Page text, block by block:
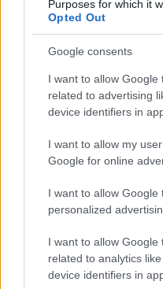
Purposes for which it
Opted Out
Google consents
I want to allow Google
related to advertising
device identifiers in
I want to allow my
Google for online
I want to allow Google
personalized
I want to allow Google
related to analytics
device identifiers in
Időzavaroktól védi a
megoldás